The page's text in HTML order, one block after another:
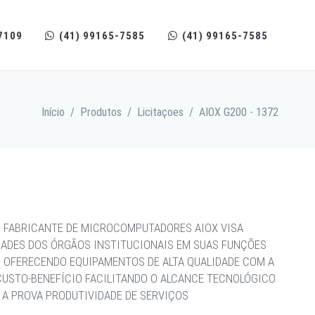
(41) 99165-7585 (41) 99165-7585
Início / Produtos / Licitaçoes / AIOX G200 - 1372
FABRICANTE DE MICROCOMPUTADORES AIOX VISA
DOS ÓRGÃOS INSTITUCIONAIS EM SUAS FUNÇÕES
EQUIPAMENTOS DE ALTA QUALIDADE COM A
BENEFÍCIO FACILITANDO O ALCANCE TECNOLÓGICO
PROVA PRODUTIVIDADE DE SERVIÇOS